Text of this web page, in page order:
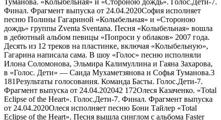
Туманова. «Колыбельная» и «Стороною дождь». Голос.Дети-7.
Финал. Фрагмент выпуска от 24.04.2020София исполняет
песню Полины Гагариной «Колыбельная» и «Стороною
дождь» группы Zventa Sventana. Песня «Колыбельная» вошла
в дебютный альбом певицы «Попроси у облаков» 2007 года.
Десять из 12 треков на пластинке, включая «Колыбельную»,
Гагарина написала сама. В шоу «Голос» песню исполняли
Илона Соломонова, Эльмира Калимуллина и Гаяна Захарова,
в «Голос. Дети» — Саида Мухаметзянова и Софья Туманова.3
181Результаты голосования. Команда Басты. Голос.Дети-7.
Фрагмент выпуска от 24.04.202042 172Олеся Казаченко. «Total
Eclipse of the Heart». Голос.Дети-7. Финал. Фрагмент выпуска
от 24.04.2020Олеся исполняет песню Бони Тайлер «Total
Eclipse of the Heart». Песня вышла синглом с альбома Faster